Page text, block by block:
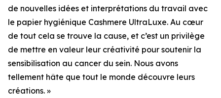
de nouvelles idées et interprétations du travail avec
le papier hygiénique Cashmere UltraLuxe. Au cœur
de tout cela se trouve la cause, et c’est un privilège
de mettre en valeur leur créativité pour soutenir la
sensibilisation au cancer du sein. Nous avons
tellement hâte que tout le monde découvre leurs
créations. »